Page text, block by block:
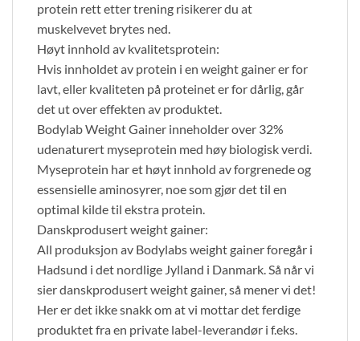
protein rett etter trening risikerer du at
muskelvevet brytes ned.
Høyt innhold av kvalitetsprotein:
Hvis innholdet av protein i en weight gainer er for
lavt, eller kvaliteten på proteinet er for dårlig, går
det ut over effekten av produktet.
Bodylab Weight Gainer inneholder over 32%
udenaturert myseprotein med høy biologisk verdi.
Myseprotein har et høyt innhold av forgrenede og
essensielle aminosyrer, noe som gjør det til en
optimal kilde til ekstra protein.
Danskprodusert weight gainer:
All produksjon av Bodylabs weight gainer foregår i
Hadsund i det nordlige Jylland i Danmark. Så når vi
sier danskprodusert weight gainer, så mener vi det!
Her er det ikke snakk om at vi mottar det ferdige
produktet fra en private label-leverandør i f.eks.